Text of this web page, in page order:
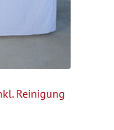
Reinigung